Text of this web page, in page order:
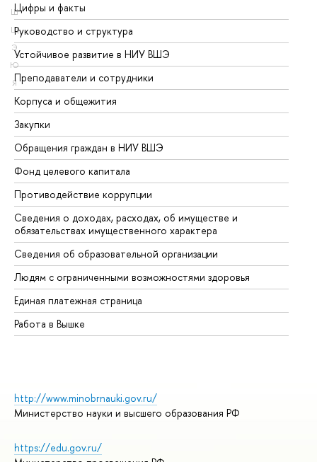
Ш
Щ
Э
Ю
Я
Цифры и факты
Руководство и структура
Устойчивое развитие в НИУ ВШЭ
Преподаватели и сотрудники
Корпуса и общежития
Закупки
Обращения граждан в НИУ ВШЭ
Фонд целевого капитала
Противодействие коррупции
Сведения о доходах, расходах, об имуществе и
обязательствах имущественного характера
Сведения об образовательной организации
Людям с ограниченными возможностями здоровья
Единая платежная страница
Работа в Вышке
http://www.minobrnauki.gov.ru/
Министерство науки и высшего образования РФ
https://edu.gov.ru/